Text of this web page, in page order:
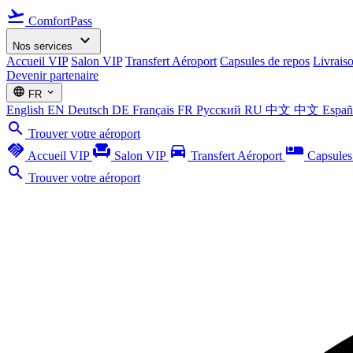
flight_takeoff ComfortPass
Nos services expand_more
Accueil VIP Salon VIP Transfert Aéroport Capsules de repos
Devenir partenaire
language FR expand_more
English EN Deutsch DE Français FR Русский RU 中文 中文
search Trouver votre aéroport
handshake Accueil VIP chair Salon VIP directions_car Transfert Aéroport airline_seat_individual_suite
search Trouver votre aéroport